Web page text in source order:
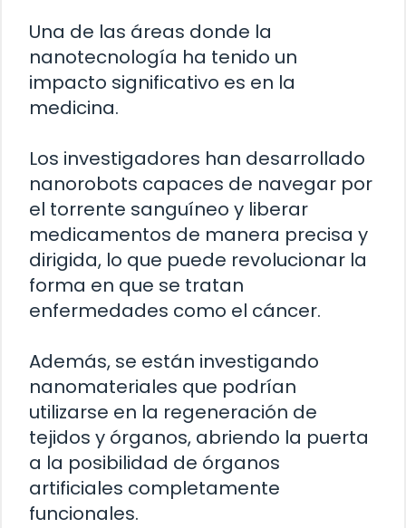
Una de las áreas donde la
nanotecnología ha tenido un
impacto significativo es en la
medicina.
Los investigadores han desarrollado
nanorobots capaces de navegar por
el torrente sanguíneo y liberar
medicamentos de manera precisa y
dirigida, lo que puede revolucionar la
forma en que se tratan
enfermedades como el cáncer.
Además, se están investigando
nanomateriales que podrían
utilizarse en la regeneración de
tejidos y órganos, abriendo la puerta
a la posibilidad de órganos
artificiales completamente
funcionales.